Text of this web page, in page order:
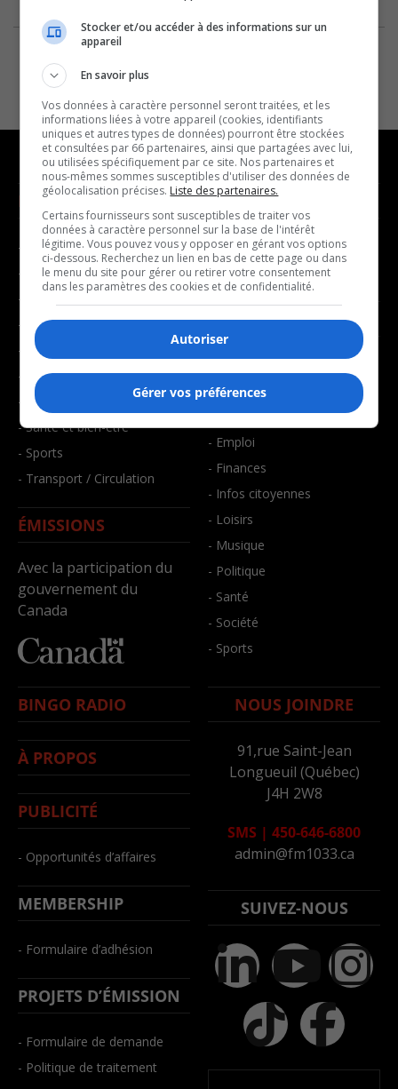
NOUVELLES
- Affaires municipales
- Communauté / Social
- Culture
- Économie
- Éducation
- Environnement
- Faits divers
- Santé et bien-être
- Sports
- Transport / Circulation
ÉMISSIONS
Avec la participation du
gouvernement du
Canada
MUSIQUE
- Décompte franco
- Joué récemment
BALADOS
- Art de vivre
- Bien-être
- Emploi
- Finances
- Infos citoyennes
- Loisirs
- Musique
- Politique
- Santé
- Société
- Sports
BINGO RADIO
À PROPOS
PUBLICITÉ
- Opportunités d’affaires
MEMBERSHIP
- Formulaire d’adhésion
PROJETS D’ÉMISSION
- Formulaire de demande
- Politique de traitement
NOUS JOINDRE
91,rue Saint-Jean
Longueuil (Québec)
J4H 2W8
SMS | 450-646-6800
admin@fm1033.ca
SUIVEZ-NOUS
Stocker et/ou accéder à des informations sur un
appareil
En savoir plus
Vos données à caractère personnel seront traitées, et les
informations liées à votre appareil (cookies, identifiants
uniques et autres types de données) pourront être stockées
et consultées par 66 partenaires, ainsi que partagées avec lui,
ou utilisées spécifiquement par ce site. Nos partenaires et
nous-mêmes sommes susceptibles d'utiliser des données de
géolocalisation précises. Liste des partenaires.
Certains fournisseurs sont susceptibles de traiter vos
données à caractère personnel sur la base de l'intérêt
légitime. Vous pouvez vous y opposer en gérant vos options
ci-dessous. Recherchez un lien en bas de cette page ou dans
le menu du site pour gérer ou retirer votre consentement
dans les paramètres des cookies et de confidentialité.
Autoriser
Gérer vos préférences